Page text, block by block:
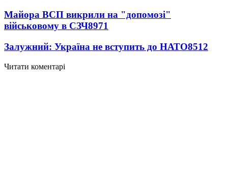
Майора ВСП викрили на "допомозі"
військовому в СЗЧ8971
Залужний: Україна не вступить до НАТО8512
Читати коментарі